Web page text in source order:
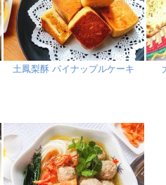
土鳳梨酥 パイナップルケーキ